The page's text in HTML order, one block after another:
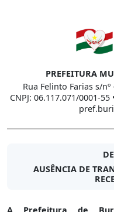
PREFEITURA
Rua Felinto Farias s/
CNPJ: 06.117.071/0001-
AUSÊNCIA DE
A Prefeitura de